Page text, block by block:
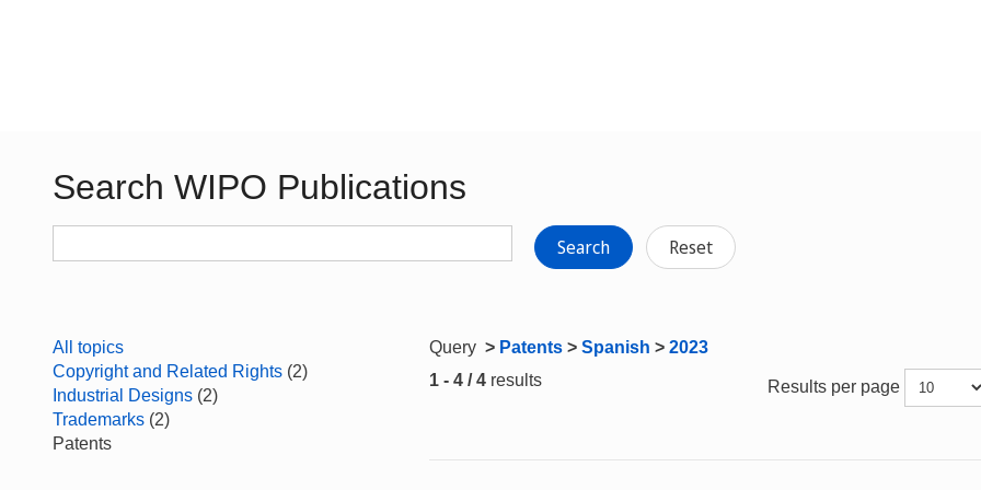
Search WIPO Publications
Search Reset
All topics
Copyright and Related Rights (2)
Industrial Designs (2)
Trademarks (2)
Patents
Query > Patents > Spanish > 2023
1 - 4 / 4 results Results per page